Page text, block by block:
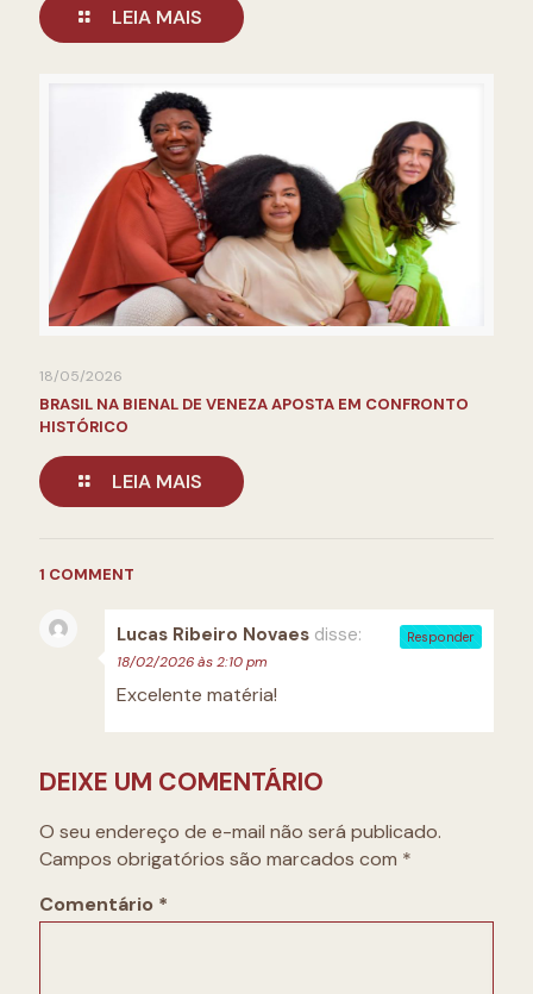
LEIA MAIS
18/05/2026
BRASIL NA BIENAL DE VENEZA APOSTA EM CONFRONTO
HISTÓRICO
LEIA MAIS
1 COMMENT
Lucas Ribeiro Novaes disse:
18/02/2026 às 2:10 pm
Excelente matéria!
Responder
DEIXE UM COMENTÁRIO
O seu endereço de e-mail não será publicado.
Campos obrigatórios são marcados com *
Comentário *